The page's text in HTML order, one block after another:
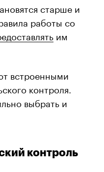
старше и
работы со
им
встроенными
контроля.
выбрать и
контроль